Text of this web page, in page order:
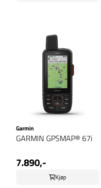
Garmin
GARMIN GPSMAP® 67i
7.890,-
Kjøp